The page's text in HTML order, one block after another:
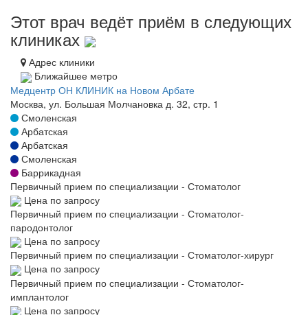
Этот врач ведёт приём в следующих
клиниках
Адрес клиники
Ближайшее метро
Медцентр ОН КЛИНИК на Новом Арбате
Москва, ул. Большая Молчановка д. 32, стр. 1
Смоленская
Арбатская
Арбатская
Смоленская
Баррикадная
Первичный прием по специализации - Стоматолог
Цена по запросу
Первичный прием по специализации - Стоматолог-
пародонтолог
Цена по запросу
Первичный прием по специализации - Стоматолог-хирург
Цена по запросу
Первичный прием по специализации - Стоматолог-
имплантолог
Цена по запросу